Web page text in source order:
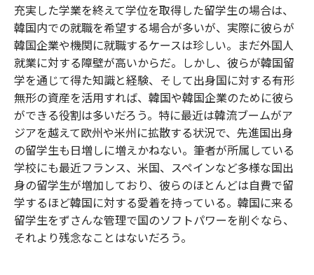
充実した学業を終えて学位を取得した留学生の場合は、
韓国内での就職を希望する場合が多いが、実際に彼らが
韓国企業や機関に就職するケースは珍しい。まだ外国人
就業に対する障壁が高いからだ。しかし、彼らが韓国留
学を通じて得た知識と経験、そして出身国に対する有形
無形の資産を活用すれば、韓国や韓国企業のために彼ら
ができる役割は多いだろう。特に最近は韓流ブームがア
ジアを越えて欧州や米州に拡散する状況で、先進国出身
の留学生も日増しに増えかねない。筆者が所属している
学校にも最近フランス、米国、スペインなど多様な国出
身の留学生が増加しており、彼らのほとんどは自費で留
学するほど韓国に対する愛着を持っている。韓国に来る
留学生をずさんな管理で国のソフトパワーを削ぐなら、
それより残念なことはないだろう。